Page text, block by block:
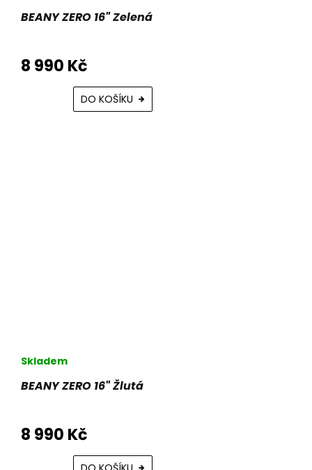
BEANY ZERO 16" Zelená
8 990 Kč
DO KOŠÍKU
BEANY ZERO 16" Žlutá
Skladem
8 990 Kč